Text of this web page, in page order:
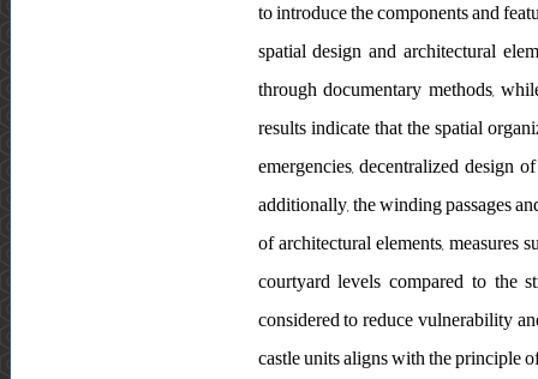
to introduce the components and
spatial design and architectural
through documentary methods,
results indicate that the spatial
emergencies, decentralized design
additionally, the winding passages
of architectural elements, measures
courtyard levels compared to the
considered to reduce vulnerability
castle units aligns with the principle